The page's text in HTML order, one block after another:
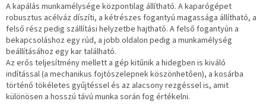
A kapálás munkamélysége központilag állítható. A kaparógépet
robusztus acélváz díszíti, a kétrészes fogantyú magassága állítható, a
felső rész pedig szállítási helyzetbe hajtható. A felső fogantyún a
bekapcsoláshoz egy rúd, a jobb oldalon pedig a munkamélység
beállításához egy kar található.
Az erős teljesítmény mellett a gép kitűnik a hidegben is kiváló
indítással (a mechanikus fojtószelepnek köszönhetően), a kosárba
történő tökéletes gyűjtéssel és az alacsony rezgéssel is, amit
különösen a hosszú távú munka során fog értékelni.